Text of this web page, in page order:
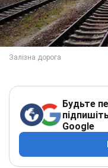
Будьте
Google